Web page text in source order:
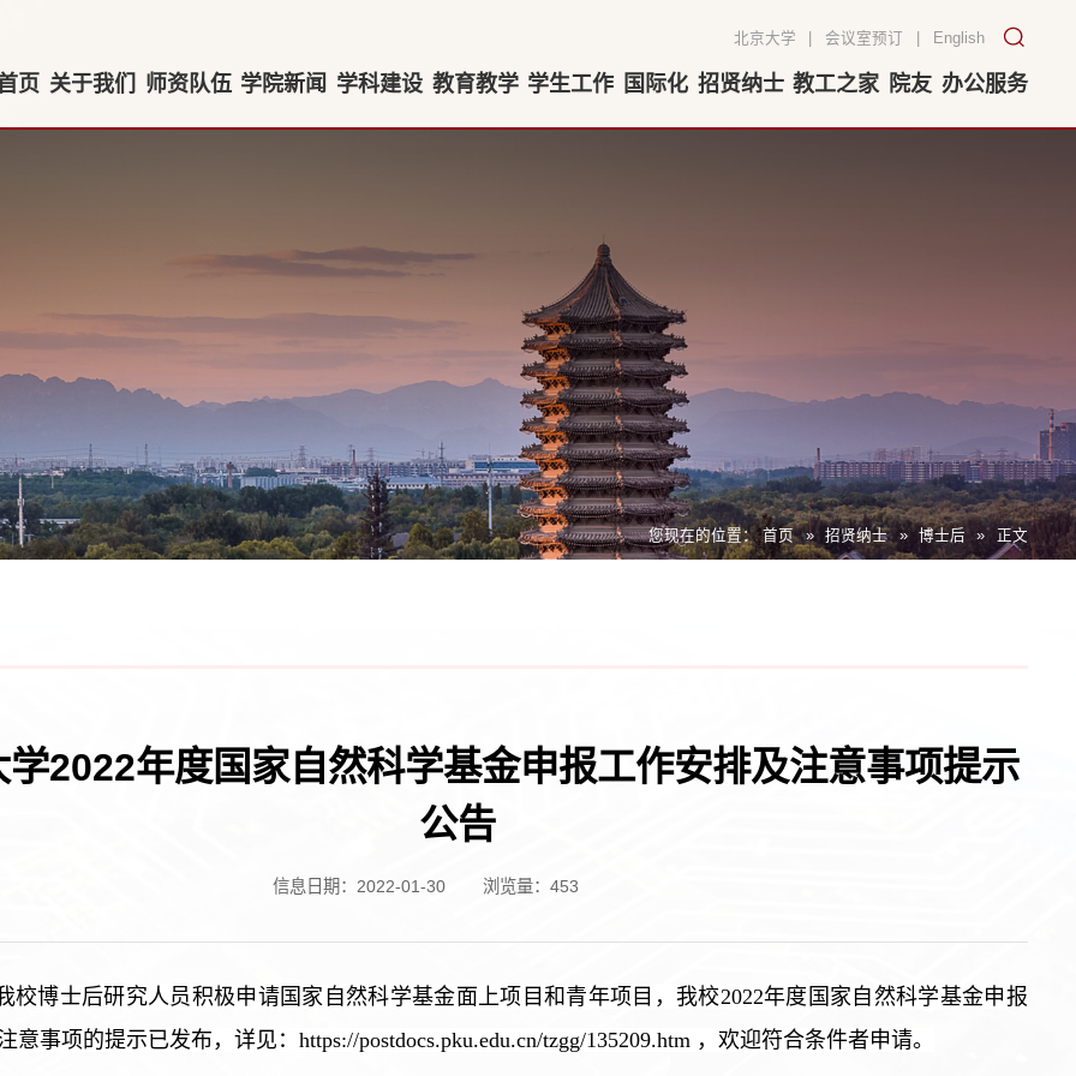
北京大学 会议室预订 English
页 关于我们 师资队伍 学院新闻 学科建设 教育教学 学生工作 国际化 招贤纳士 教工之家 院友 办公服务
您现在的位置：首页 » 招贤纳士 » 博士后 » 正文
学2022年度国家自然科学基金申报工作安排及注意事项提示
公告
信息日期：2022-01-30 浏览量： 453
校博士后研究人员积极申请国家自然科学基金面上项目和青年项目，我校2022年度国家自然科学基金申报
意事项的提示已发布，详见：https://postdocs.pku.edu.cn/tzgg/135209.htm ，欢迎符合条件者申请。